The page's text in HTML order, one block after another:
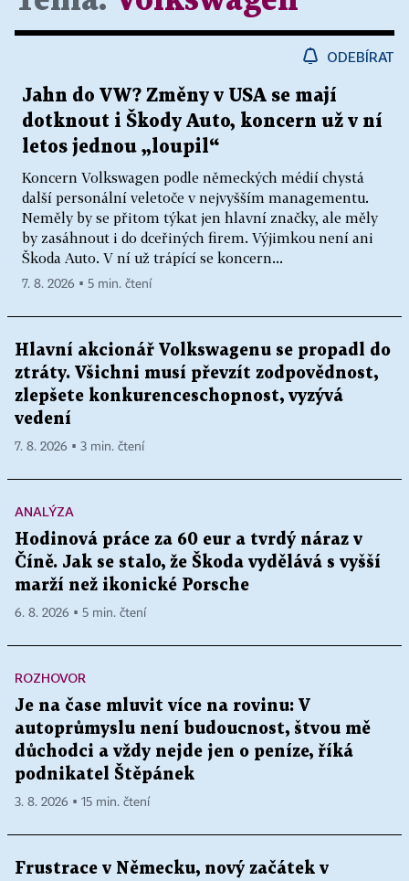
ODEBÍRAT
Jahn do VW? Změny v USA se mají
dotknout i Škody Auto, koncern už v ní
letos jednou „loupil“
Koncern Volkswagen podle německých médií chystá
další personální veletoče v nejvyšším managementu.
Neměly by se přitom týkat jen hlavní značky, ale měly
by zasáhnout i do dceřiných firem. Výjimkou není ani
Škoda Auto. V ní už trápící se koncern...
7. 8. 2026 ▪ 5 min. čtení
Hlavní akcionář Volkswagenu se propadl do
ztráty. Všichni musí převzít zodpovědnost,
zlepšete konkurenceschopnost, vyzývá
vedení
7. 8. 2026 ▪ 3 min. čtení
ANALÝZA
Hodinová práce za 60 eur a tvrdý náraz v
Číně. Jak se stalo, že Škoda vydělává s vyšší
marží než ikonické Porsche
6. 8. 2026 ▪ 5 min. čtení
ROZHOVOR
Je na čase mluvit více na rovinu: V
autoprůmyslu není budoucnost, štvou mě
důchodci a vždy nejde jen o peníze, říká
podnikatel Štěpánek
3. 8. 2026 ▪ 15 min. čtení
Frustrace v Německu, nový začátek v